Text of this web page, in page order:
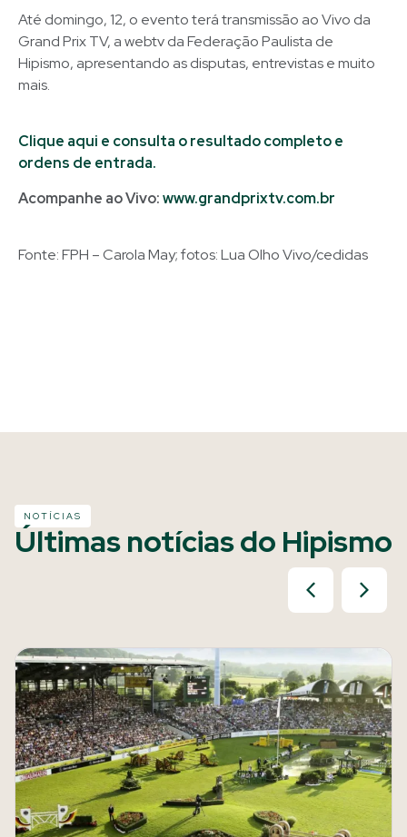
Até domingo, 12, o evento terá transmissão ao Vivo da
Grand Prix TV, a webtv da Federação Paulista de
Hipismo, apresentando as disputas, entrevistas e muito
mais.
Clique aqui e consulta o resultado completo e
ordens de entrada.
Acompanhe ao Vivo:www.grandprixtv.com.br
Fonte: FPH – Carola May; fotos: Lua Olho Vivo/cedidas
NOTÍCIAS
Últimas notícias do Hipismo